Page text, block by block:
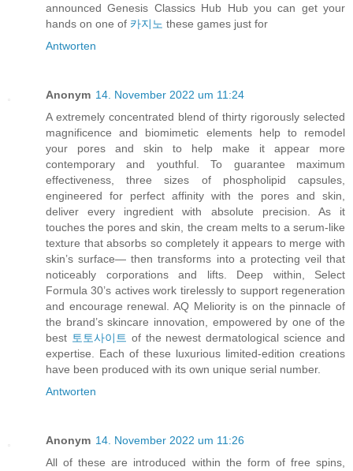
announced Genesis Classics Hub Hub you can get your
hands on one of 카지노 these games just for
Antworten
Anonym 14. November 2022 um 11:24
A extremely concentrated blend of thirty rigorously selected
magnificence and biomimetic elements help to remodel
your pores and skin to help make it appear more
contemporary and youthful. To guarantee maximum
effectiveness, three sizes of phospholipid capsules,
engineered for perfect affinity with the pores and skin,
deliver every ingredient with absolute precision. As it
touches the pores and skin, the cream melts to a serum-like
texture that absorbs so completely it appears to merge with
skin’s surface— then transforms into a protecting veil that
noticeably corporations and lifts. Deep within, Select
Formula 30’s actives work tirelessly to support regeneration
and encourage renewal. AQ Meliority is on the pinnacle of
the brand’s skincare innovation, empowered by one of the
best 토토사이트 of the newest dermatological science and
expertise. Each of these luxurious limited-edition creations
have been produced with its own unique serial number.
Antworten
Anonym 14. November 2022 um 11:26
All of these are introduced within the form of free spins,